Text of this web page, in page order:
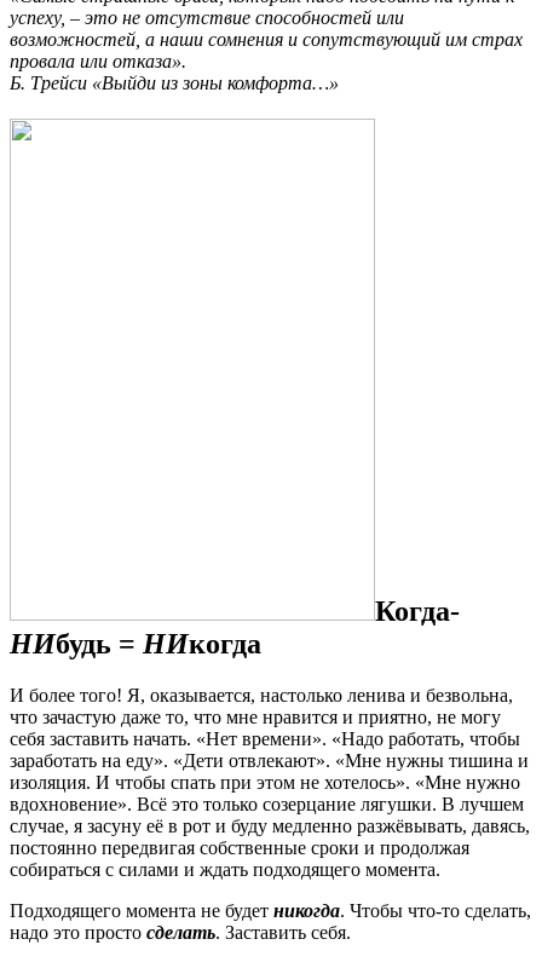
успеху, – это не отсутствие способностей или
возможностей, а наши сомнения и сопутствующий им страх
провала или отказа».
Б. Трейси «Выйди из зоны комфорта…»
Когда-
НИбудь = НИкогда
И более того! Я, оказывается, настолько ленива и безвольна,
что зачастую даже то, что мне нравится и приятно, не могу
себя заставить начать. «Нет времени». «Надо работать, чтобы
заработать на еду». «Дети отвлекают». «Мне нужны тишина и
изоляция. И чтобы спать при этом не хотелось». «Мне нужно
вдохновение». Всё это только созерцание лягушки. В лучшем
случае, я засуну её в рот и буду медленно разжёвывать, давясь,
постоянно передвигая собственные сроки и продолжая
собираться с силами и ждать подходящего момента.
Подходящего момента не будет никогда. Чтобы что-то сделать,
надо это просто сделать. Заставить себя.